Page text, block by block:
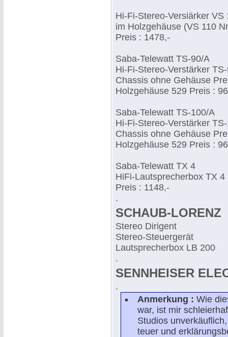
Hi-Fi-Stereo-Versiärker VS
im Holzgehäuse (VS 110
Preis : 1478,-
Saba-Telewatt TS-90/A
Hi-Fi-Stereo-Verstärker
Chassis ohne Gehäuse
Holzgehäuse 529 Preis :
Saba-Telewatt TS-100/A
Hi-Fi-Stereo-Verstärker
Chassis ohne Gehäuse
Holzgehäuse 529 Preis :
Saba-Telewatt TX 4
HiFi-Lautsprecherbox TX 4
Preis : 1148,-
.
SCHAUB-LORENZ
Stereo Dirigent
Stereo-Steuergerät
Lautsprecherbox LB 200
.
SENNHEISER
.
Anmerkung : Wie
war, ist mir
Studios
teuer und